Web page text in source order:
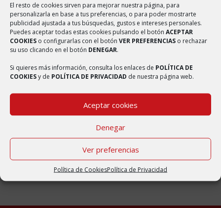
El resto de cookies sirven para mejorar nuestra página, para
personalizarla en base a tus preferencias, o para poder mostrarte
publicidad ajustada a tus búsquedas, gustos e intereses personales.
Puedes aceptar todas estas cookies pulsando el botón ACEPTAR
COOKIES o configurarlas con el botón VER PREFERENCIAS o rechazar
su uso clicando en el botón DENEGAR.
Si quieres más información, consulta los enlaces de POLÍTICA DE
COOKIESy de POLÍTICA DE PRIVACIDAD de nuestra página web.
Aceptar cookies
Denegar
Ver preferencias
Política de CookiesPolítica de Privacidad
Sulfatado de calles
2 abril, 2020
Elaboración de Mascarillas
2 abril, 2020
Reforma del centro médico
Badén elevado en la carretera de Ambel
2 abril, 2020
Nueva web del municipio de Bulbuente
4 septiembre, 2017